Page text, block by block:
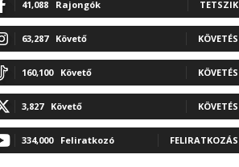
41,088 Rajongók TETSZIK
63,287 Követő KÖVETÉS
160,100 Követő KÖVETÉS
3,827 Követő KÖVETÉS
334,000 Feliratkozó FELIRATKOZÁS